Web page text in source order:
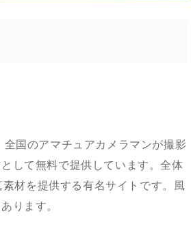
全国のアマチュアカメラマンが撮影
して無料で提供しています。全体
材を提供する有名サイトです。風
ります。